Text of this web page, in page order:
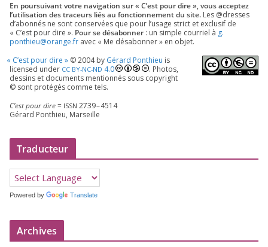
En pour­sui­vant votre navi­ga­tion sur « C’est pour dire », vous accep­tez
l’utilisation des tra­ceurs liés au fonc­tion­ne­ment du site. Les @dresses
d’a­bon­nés ne sont conser­vées que pour l’u­sage strict et exclu­sif de
« C’est pour dire ». Pour se désa­bon­ner : un simple cour­riel à g.​
ponthieu@​orange.​fr avec « Me désa­bon­ner » en objet.
« C’est pour dire » ©2004by Gérard Ponthieu is
licen­sed under CC BY-NC-ND 4.0
. Photos,
des­sins et docu­ments men­tion­nés sous copy­right
© sont pro­té­gés comme tels.
C’est pour dire= ISSN 2739–4514
Gérard Ponthieu, Marseille
Traducteur
Powered by Translate
Archives